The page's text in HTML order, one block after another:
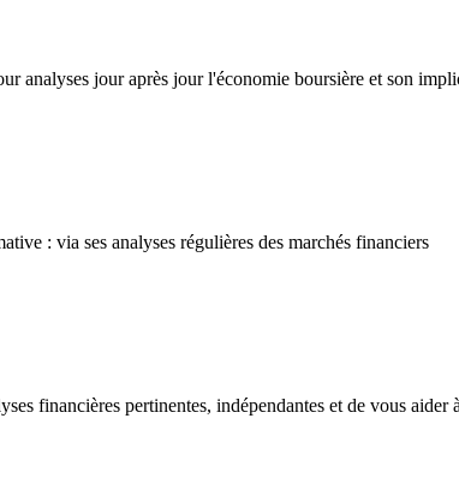
analyses jour après jour l'économie boursière et son
: via ses analyses régulières des marchés financiers
financières pertinentes, indépendantes et de vous